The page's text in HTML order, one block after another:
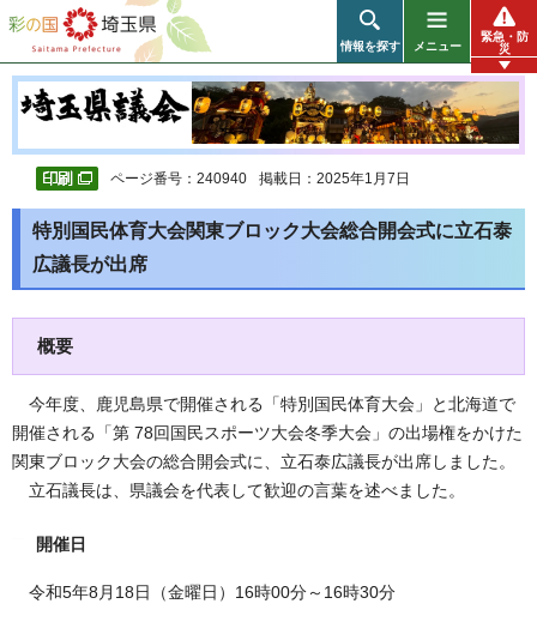
彩の国 埼玉県
情報を探す メニュー
緊急・防
災
ページ番号：240940 掲載日：2025年1月7日
特別国民体育大会関東ブロック大会総合開会式に立石泰
広議長が出席
概要
今年度、鹿児島県で開催される「特別国民体育大会」と北海道で
開催される「第 78回国民スポーツ大会冬季大会」の出場権をかけた
関東ブロック大会の総合開会式に、立石泰広議長が出席しました。
立石議長は、県議会を代表して歓迎の言葉を述べました。
開催日
令和5年8月18日（金曜日）16時00分～16時30分